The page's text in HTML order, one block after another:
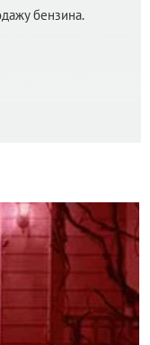
бензина.